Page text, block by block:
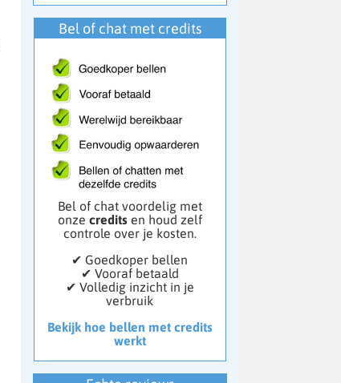
Bel of chat met credits
Bel of chat voordelig met
onze creditsen houd zelf
controle over je kosten.
✔ Goedkoper bellen
✔ Vooraf betaald
✔ Volledig inzicht in je
verbruik
Bekijk hoe bellen met credits
werkt